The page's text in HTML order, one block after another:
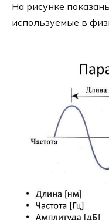
На рисунке
используемые в